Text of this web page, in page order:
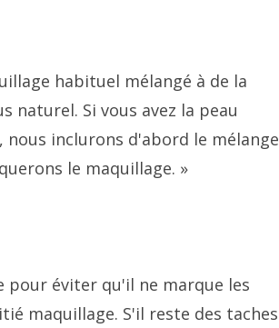
habituel mélangé à de la
Si vous avez la peau
inclurons d'abord le mélange
le maquillage. »
pour éviter qu'il ne marque les
maquillage. S'il reste des taches